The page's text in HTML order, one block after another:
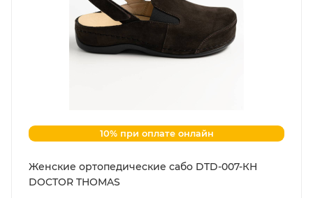
10% при оплате онлайн
Женские ортопедические сабо DTD-007-КН
DOCTOR THOMAS